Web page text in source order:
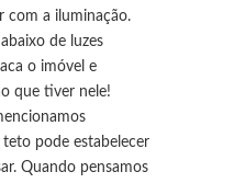
com a iluminação.
de luzes
o imóvel e
que tiver nele!
pode estabelecer
Quando pensamos